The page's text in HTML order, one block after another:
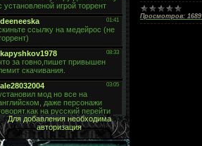
Для добавления необходима
авторизация
Просмотров: 1689